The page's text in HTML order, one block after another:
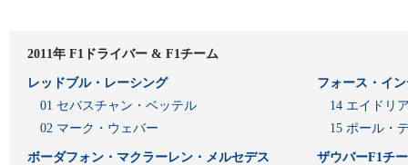
2011年 F1ドライバー & F1チーム
レッドブル・レーシング
01 セバスチャン・ベッテル
02 マーク・ウェバー
ボーダフォン・マクラーレン・メルセデス
フォース・イ
14 エイドリ
15 ポール・
ザウバーF1チ